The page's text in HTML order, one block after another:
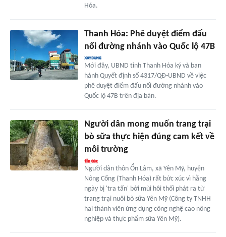
Hóa.
Thanh Hóa: Phê duyệt điểm đấu
nối đường nhánh vào Quốc lộ 47B
Mới đây, UBND tỉnh Thanh Hóa ký và ban
hành Quyết định số 4317/QĐ-UBND về việc
phê duyệt điểm đấu nối đường nhánh vào
Quốc lộ 47B trên địa bàn.
Người dân mong muốn trang trại
bò sữa thực hiện đúng cam kết về
môi trường
Người dân thôn Ổn Lâm, xã Yên Mỹ, huyện
Nông Cống (Thanh Hóa) rất bức xúc vì hằng
ngày bị 'tra tấn' bởi mùi hôi thối phát ra từ
trang trại nuôi bò sữa Yên Mỹ (Công ty TNHH
hai thành viên ứng dụng công nghệ cao nông
nghiệp và thực phẩm sữa Yên Mỹ).